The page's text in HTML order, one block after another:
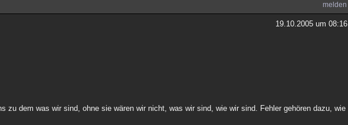
melden
19.10.2005 um 08:16
zu dem was wir sind, ohne sie wären wir nicht, was wir sind, wie wir sind. Fehler gehören dazu, wie